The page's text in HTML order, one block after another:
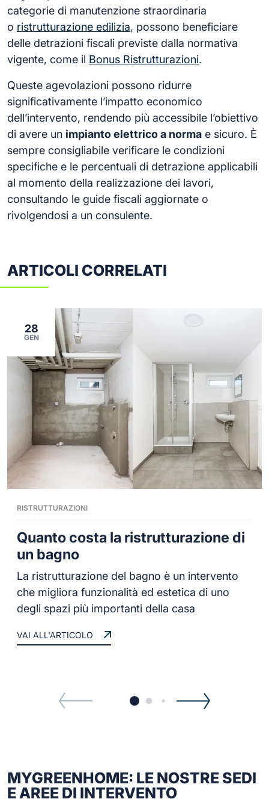
categorie di manutenzione straordinaria
o ristrutturazione edilizia, possono beneficiare
delle detrazioni fiscali previste dalla normativa
vigente, come il Bonus Ristrutturazioni.
Queste agevolazioni possono ridurre
significativamente l’impatto economico
dell’intervento, rendendo più accessibile l’obiettivo
di avere un impianto elettrico a norma e sicuro. È
sempre consigliabile verificare le condizioni
specifiche e le percentuali di detrazione applicabili
al momento della realizzazione dei lavori,
consultando le guide fiscali aggiornate o
rivolgendosi a un consulente.
ARTICOLI CORRELATI
Quanto costa la ristrutturazione di
un bagno
La ristrutturazione del bagno è un intervento
che migliora funzionalità ed estetica di uno
degli spazi più importanti della casa
RISTRUTTURAZIONI
VAI ALL'ARTICOLO
28
GEN
MYGREENHOME: LE NOSTRE SEDI
E AREE DI INTERVENTO